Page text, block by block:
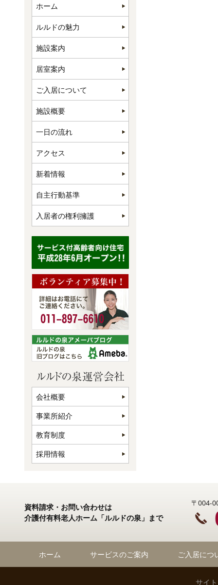
ホーム
ルルドの魅力
施設案内
居室案内
ご入居について
施設概要
一日の流れ
アクセス
新着情報
自主行動基準
入居者の権利擁護
会社概要
事業所紹介
教育制度
採用情報
資料請求・お問い合わせは
介護付有料老人ホーム「ルルドの泉」まで
〒004-
ホーム サービスのご案内 ご入居につ
サイ